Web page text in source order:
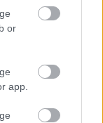
or
app.